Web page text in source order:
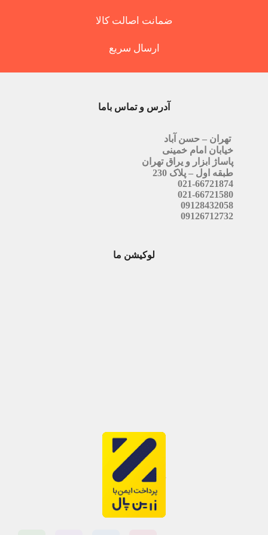
ضمانت اصالت کالا
ارسال سریع
آدرس و تماس باما
تهران – حسن آباد
خیابان امام خمینی
پاساژ ابزار و یراق تهران
طبقه اول – پلاک 230
021-66721874
021-66721580
09128432058
09126712732
لوکیشن ما